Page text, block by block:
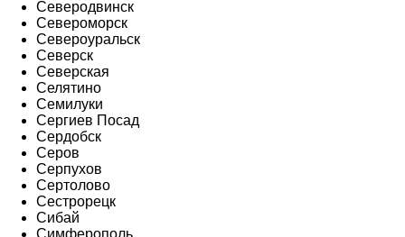
Северодвинск
Североморск
Североуральск
Северск
Северская
Селятино
Семилуки
Сергиев Посад
Сердобск
Серов
Серпухов
Сертолово
Сестрорецк
Сибай
Симферополь